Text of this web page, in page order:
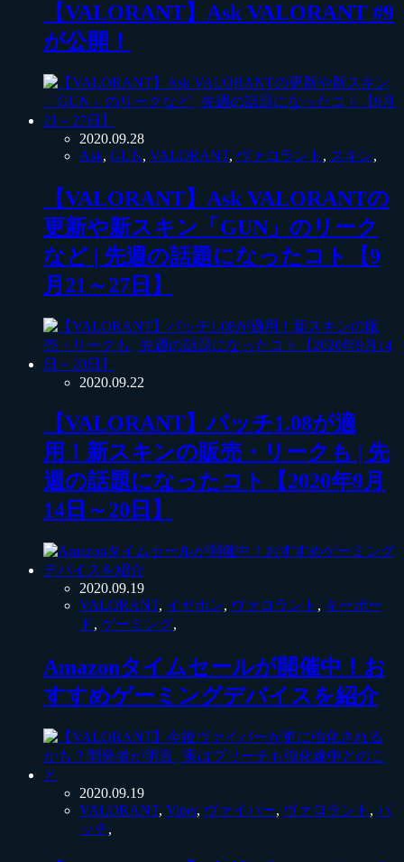
【VALORANT】Ask VALORANT #9
が公開！
2020.09.28
Ask, GUN, VALORANT, ヴァロラント , スキン,
【VALORANT】Ask VALORANTの
更新や新スキン「GUN」のリーク
など | 先週の話題になったコト【9
月21～27日】
2020.09.22
【VALORANT】パッチ1.08が適
用！新スキンの販売・リークも | 先
週の話題になったコト【2020年9月
14日～20日】
2020.09.19
VALORANT, イヤホン, ヴァロラント , キーボー
ド, ゲーミング,
Amazonタイムセールが開催中！お
すすめゲーミングデバイスを紹介
2020.09.19
VALORANT, Viper, ヴァイパー, ヴァロラント , パ
ッチ,